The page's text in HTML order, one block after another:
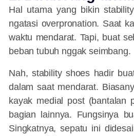
Hal utama yang bikin
ngatasi overpronation. Saat
waktu mendarat. Tapi, buat
beban tubuh nggak seimbang.
Nah, stability shoes hadir
dalam saat mendarat.
kayak medial post (bantalan
bagian lainnya. Fungsinya
Singkatnya, sepatu ini